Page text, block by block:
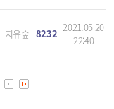
치유숲 8232 2021.05.20
22:40